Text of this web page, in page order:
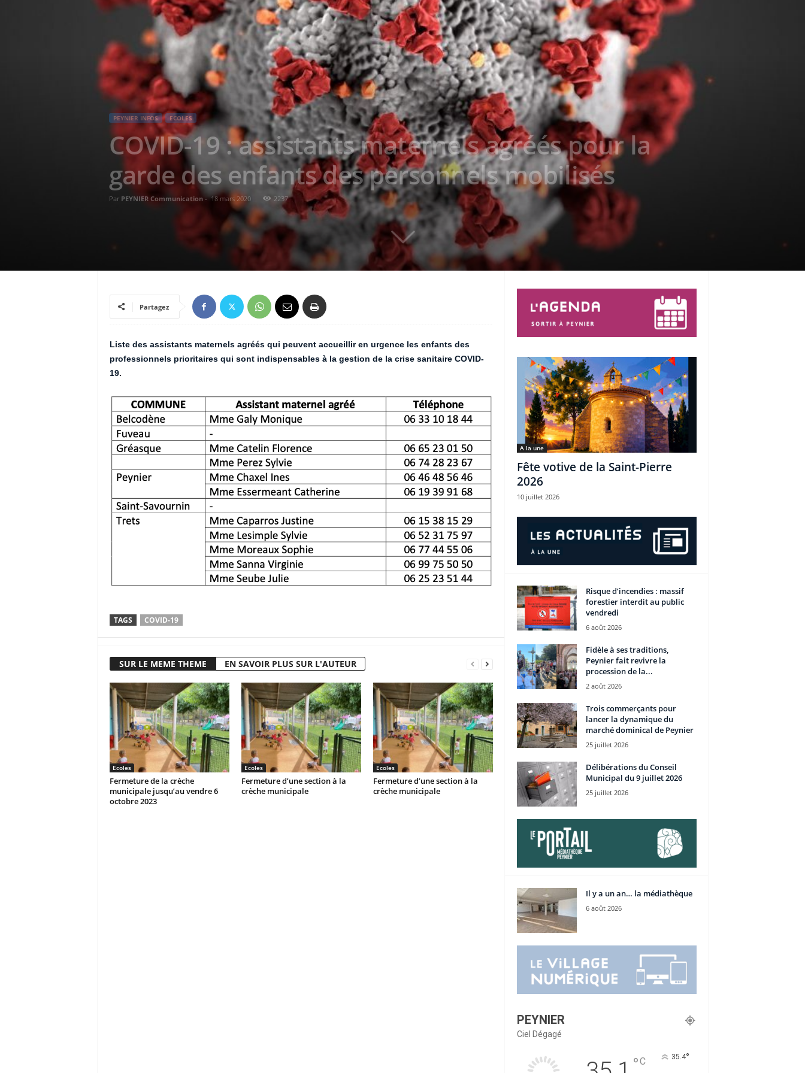
PEYNIER INFOS ECOLES
COVID-19 : assistants maternels agréés pour la
garde des enfants des personnels mobilisés
Par PEYNIER Communication- 18 mars 2020 2237
Partagez
Liste des assistants maternels agréés qui peuvent accueillir en urgence les enfants des
professionnels prioritaires qui sont indispensables à la gestion de la crise sanitaire COVID-
19.
TAGS COVID-19
SUR LE MEME THEME EN SAVOIR PLUS SUR L'AUTEUR
Ecoles
Fermeture de la crèche
municipale jusqu’au vendre 6
octobre 2023
Ecoles
Fermeture d’une section à la
crèche municipale
Ecoles
Fermeture d’une section à la
crèche municipale
A la une
Fête votive de la Saint-Pierre
2026
10 juillet 2026
Risque d’incendies : massif
forestier interdit au public
vendredi
6 août 2026
Fidèle à ses traditions,
Peynier fait revivre la
procession de la...
2 août 2026
Trois commerçants pour
lancer la dynamique du
marché dominical de Peynier
25 juillet 2026
Délibérations du Conseil
Municipal du 9 juillet 2026
25 juillet 2026
Il y a un an… la médiathèque
6 août 2026
PEYNIER
Ciel Dégagé
°C 35.4°